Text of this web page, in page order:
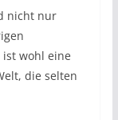
nicht nur
wohl eine
die selten